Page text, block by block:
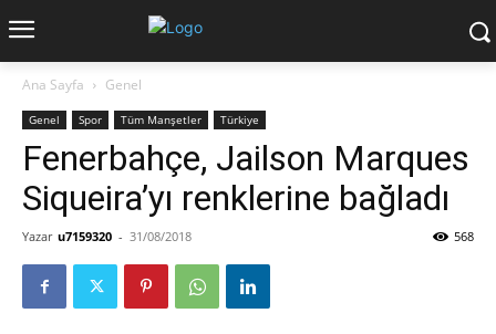
Ana Sayfa Genel
Genel Spor Tüm Manşetler Türkiye
Fenerbahçe, Jailson Marques
Siqueira’yı renklerine bağladı
Yazar u7159320 - 31/08/2018 568